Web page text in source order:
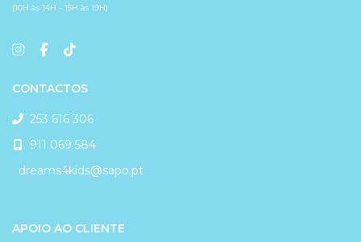
(10H às 14H - 15H às 19H)
CONTACTOS
253 616 306
911 069 584
dreams4kids@sapo.pt
APOIO AO CLIENTE